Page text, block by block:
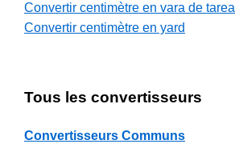
Convertir centimètre en vara de tarea
Convertir centimètre en yard
Tous les convertisseurs
Convertisseurs Communs